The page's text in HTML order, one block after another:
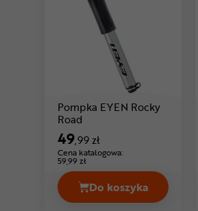
Pompka EYEN Rocky
Road
49,99 zł
Cena katalogowa:
59,99 zł
Do koszyka
Pompka EYEN